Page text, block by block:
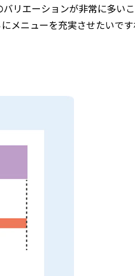
リエーションが非常に多い
メニューを充実させたいです